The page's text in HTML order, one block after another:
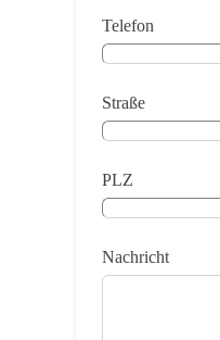
Telefon
Straße
PLZ
Nachricht